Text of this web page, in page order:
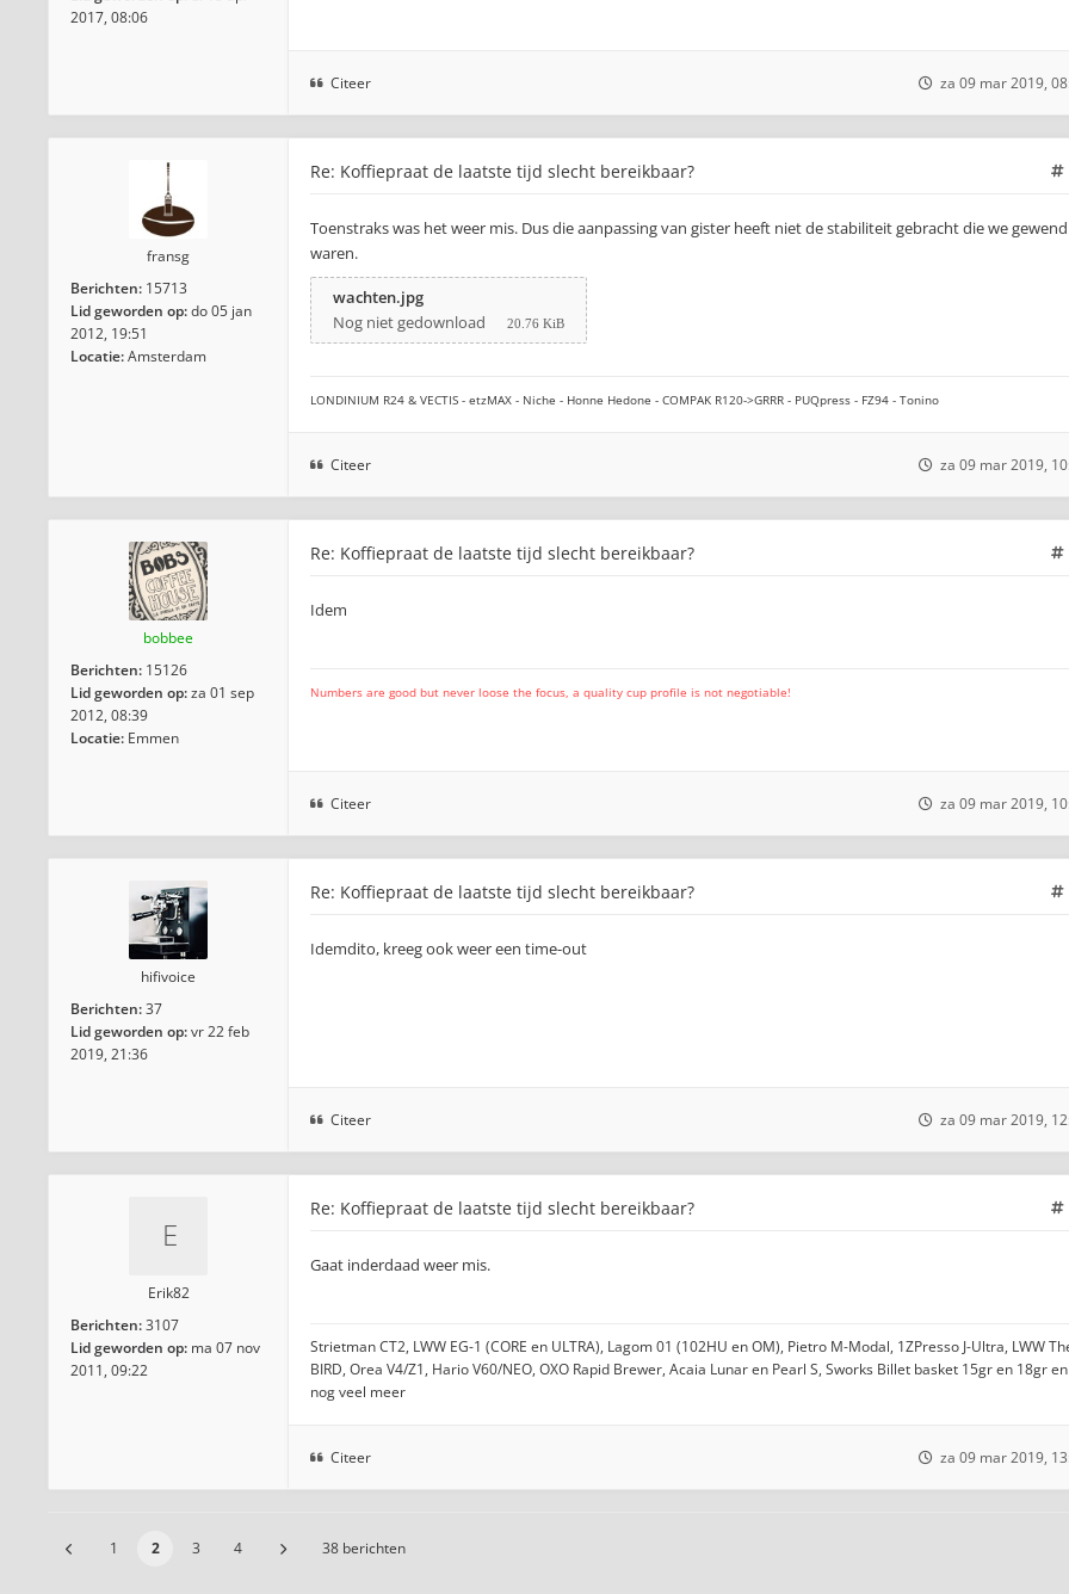
2017, 08:06
Citeer za 09 mar 2019,
fransg
Berichten: 15713
Lid geworden op:do 05 jan
2012, 19:51
Locatie:Amsterdam
Re: Koffiepraat de laatste tijd slecht bereikbaar?
Toenstraks was het weer mis. Dus die aanpassing van gister heeft niet de stabiliteit gebracht die we gewend
waren.
wachten.jpg
Nog niet gedownload
20.76 KiB
LONDINIUM R24 & VECTIS - etzMAX - Niche - Honne Hedone - COMPAK R120->GRRR - PUQpress - FZ94 - Tonino
Citeer za 09 mar 2019,
bobbee
Berichten: 15126
Lid geworden op:za 01 sep
2012, 08:39
Locatie: Emmen
Re: Koffiepraat de laatste tijd slecht bereikbaar?
Idem
Numbers are good but never loose the focus, a quality cup profile is not negotiable!
Citeer za 09 mar 2019,
hifivoice
Berichten:37
Lid geworden op:vr 22 feb
2019, 21:36
Re: Koffiepraat de laatste tijd slecht bereikbaar?
Idemdito, kreeg ook weer een time-out
Citeer za 09 mar 2019,
Erik82
Berichten:3107
Lid geworden op: ma 07 nov
2011, 09:22
Re: Koffiepraat de laatste tijd slecht bereikbaar?
Gaat inderdaad weer mis.
Strietman CT2, LWW EG-1 (CORE en ULTRA), Lagom 01 (102HU en OM), Pietro M-Modal, 1ZPresso J-Ultra, LWW
BIRD, Orea V4/Z1, Hario V60/NEO, OXO Rapid Brewer, Acaia Lunar en Pearl S, Sworks Billet basket 15gr en 18gr en
nog veel meer
Citeer za 09 mar 2019,
1 2 3 4 38 berichten